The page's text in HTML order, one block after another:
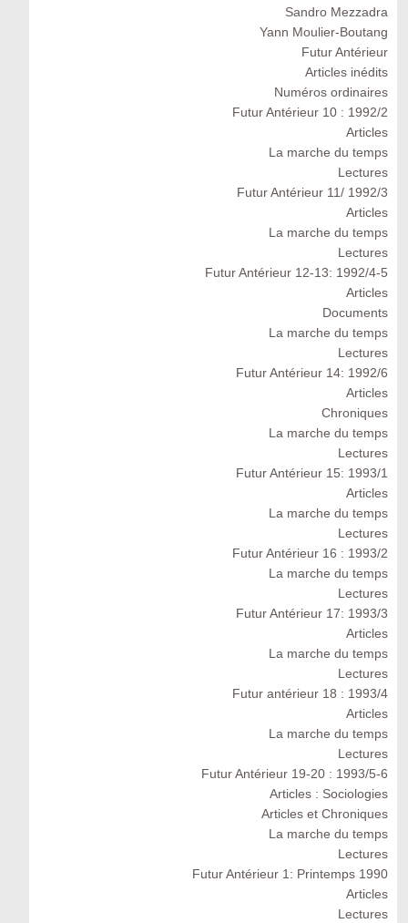
Sandro Mezzadra
Yann Moulier-Boutang
Futur Antérieur
Articles inédits
Numéros ordinaires
Futur Antérieur 10 : 1992/2
Articles
La marche du temps
Lectures
Futur Antérieur 11/ 1992/3
Articles
La marche du temps
Lectures
Futur Antérieur 12-13: 1992/4-5
Articles
Documents
La marche du temps
Lectures
Futur Antérieur 14: 1992/6
Articles
Chroniques
La marche du temps
Lectures
Futur Antérieur 15: 1993/1
Articles
La marche du temps
Lectures
Futur Antérieur 16 : 1993/2
La marche du temps
Lectures
Futur Antérieur 17: 1993/3
Articles
La marche du temps
Lectures
Futur antérieur 18 : 1993/4
Articles
La marche du temps
Lectures
Futur Antérieur 19-20 : 1993/5-6
Articles : Sociologies
Articles et Chroniques
La marche du temps
Lectures
Futur Antérieur 1: Printemps 1990
Articles
Lectures